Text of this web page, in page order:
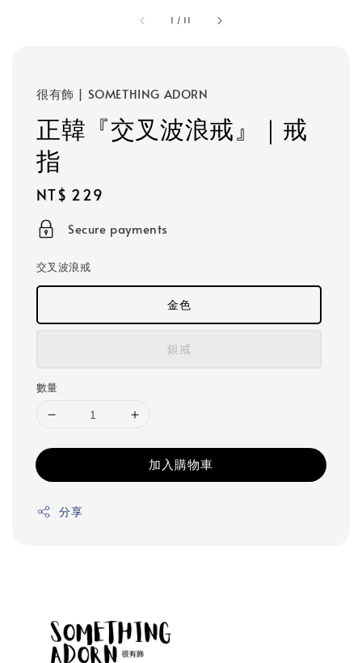
1 / 11
很有飾 | SOMETHING ADORN
正韓『交叉波浪戒』｜戒
指
Regular
price
NT$ 229
Secure payments
交叉波浪戒
金色
銀戒
數量
加入購物車
分享